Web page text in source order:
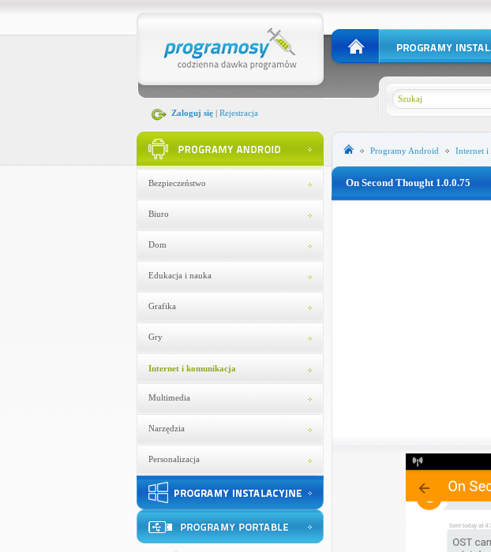
Zaloguj się| Rejestracja
Bezpieczeństwo
Biuro
Dom
Edukacja i nauka
Grafika
Gry
Internet i komunikacja
Multimedia
Narzędzia
Personalizacja
ProgramyAndroid Internet i
On Second Thought 1.0.0.75